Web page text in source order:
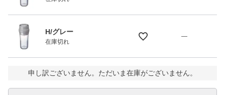
H/グレー
在庫切れ
—
申し訳ございません。ただいま在庫がございません。